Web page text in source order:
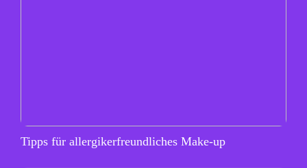
Tipps für allergikerfreundliches Make-up